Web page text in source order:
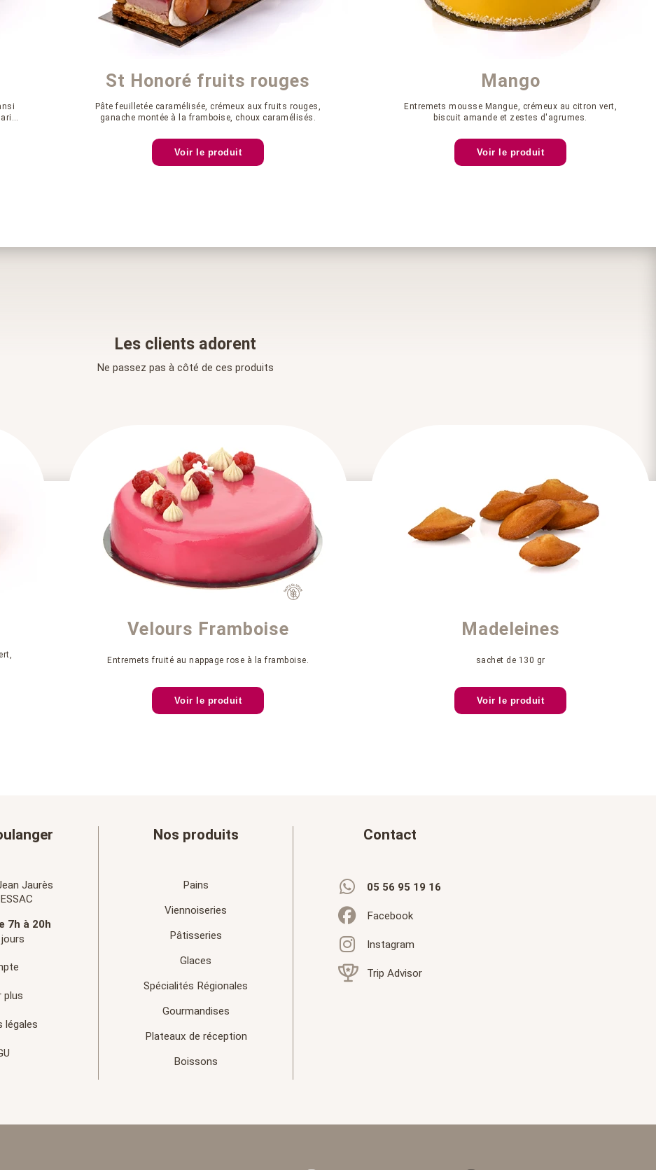
St Honoré fruits rouges
Pâte feuilletée caramélisée, crémeux aux fruits rouges,
ganache montée à la framboise, choux caramélisés.
Voir le produit
Mango
Entremets mousse Mangue, crémeux au citron vert,
biscuit amande et zestes d'agrumes.
Voir le produit
Les clients adorent
Ne passez pas à côté de ces produits
Velours Framboise
Entremets fruité au nappage rose à la framboise.
Voir le produit
Madeleines
sachet de 130 gr
Voir le produit
Jaurès
7h à 20h
plus
légales
Nos produits
Pains
Viennoiseries
Pâtisseries
Glaces
Spécialités Régionales
Gourmandises
Plateaux de réception
Boissons
Contact
05 56 95 19 16
Facebook
Instagram
Trip Advisor